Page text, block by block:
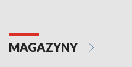
MAGAZYNY